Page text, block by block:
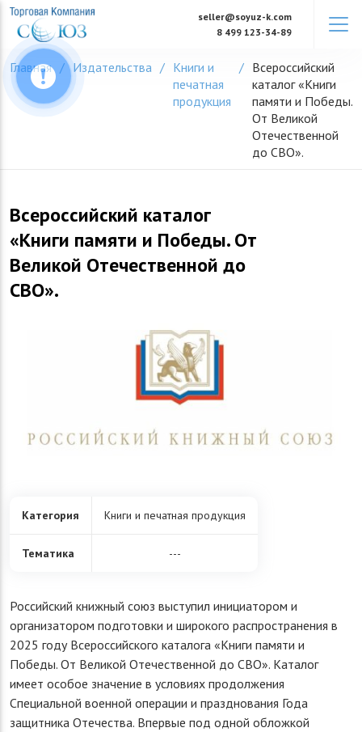
Skip
content
seller@soyuz-k.com
8 499 123-34-89
Главная Издательства
Книги и
печатная
продукция
Всероссийский
каталог «Книги
памяти и Победы.
От Великой
Отечественной
до СВО».
Всероссийский каталог
«Книги памяти и Победы. От
Великой Отечественной до
СВО».
Категория Книги и печатная продукция
Тематика ---
Российский книжный союз выступил инициатором и
организатором подготовки и широкого распространения в
2025 году Всероссийского каталога «Книги памяти и
Победы. От Великой Отечественной до СВО». Каталог
имеет особое значение в условиях продолжения
Специальной военной операции и празднования Года
защитника Отечества. Впервые под одной обложкой